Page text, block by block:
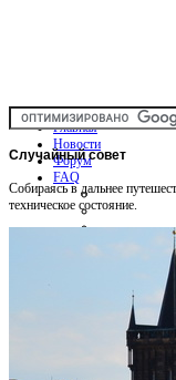
Главная
Новости
Форум
FAQ
Общая
Советы
Правила
Случайныйсовет
Собираясь в дальнее
техническое состояние.